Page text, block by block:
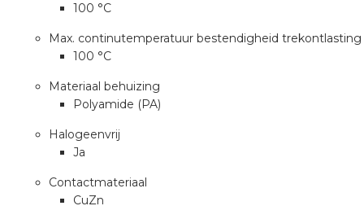
100 °C
Max. continutemperatuur bestendigheid trekontlasting
100 °C
Materiaal behuizing
Polyamide (PA)
Halogeenvrij
Ja
Contactmateriaal
CuZn
RST®